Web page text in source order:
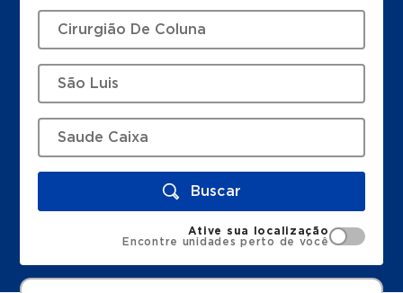
Buscar
Ative sua localização
Encontre unidades perto de você